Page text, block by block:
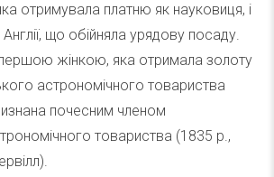
отримувала платню як науковиця, і
що обійняла урядову посаду.
жінкою, яка отримала золоту
астрономічного товариства
почесним членом
товариства (1835 р.,